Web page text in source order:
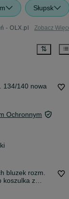
Słupsk
- OLX.pl Zobacz
134/140 nowa
Ochronnym
bluzek rozm.
koszulka z